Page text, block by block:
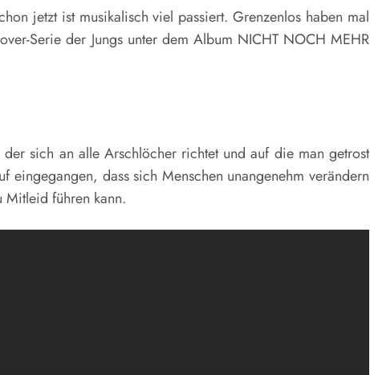
jetzt ist musikalisch viel passiert. Grenzenlos haben mal
Serie der Jungs unter dem Album NICHT NOCH MEHR
sich an alle Arschlöcher richtet und auf die man getrost
eingegangen, dass sich Menschen unangenehm verändern
Mitleid führen kann.